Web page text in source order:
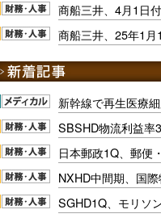
商船三井、4月1日
商船三井、25年1月
新幹線で再生医療
SBSHD物流利益率
日本郵政1Q、郵便
NXHD中間期、国
SGHD1Q、モリソ